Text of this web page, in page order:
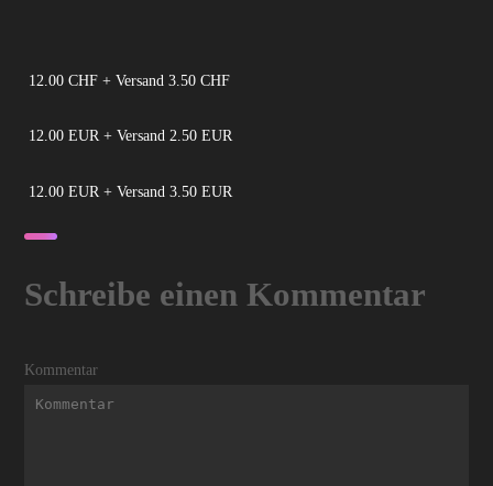
12.00 CHF + Versand 3.50 CHF
12.00 EUR + Versand 2.50 EUR
12.00 EUR + Versand 3.50 EUR
Schreibe einen Kommentar
Kommentar